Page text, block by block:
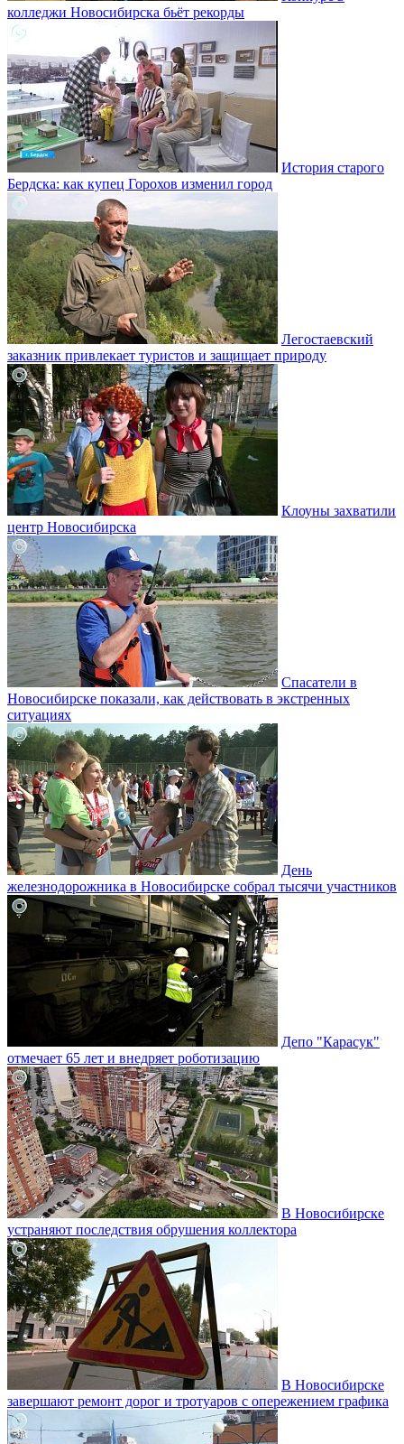
колледжи Новосибирска бьёт рекорды
История старого
Бердска: как купец Горохов изменил город
Легостаевский
заказник привлекает туристов и защищает природу
Клоуны захватили
центр Новосибирска
Спасатели в
Новосибирске показали, как действовать в экстренных
ситуациях
День
железнодорожника в Новосибирске собрал тысячи участников
Депо "Карасук"
отмечает 65 лет и внедряет роботизацию
В Новосибирске
устраняют последствия обрушения коллектора
В Новосибирске
завершают ремонт дорог и тротуаров с опережением графика